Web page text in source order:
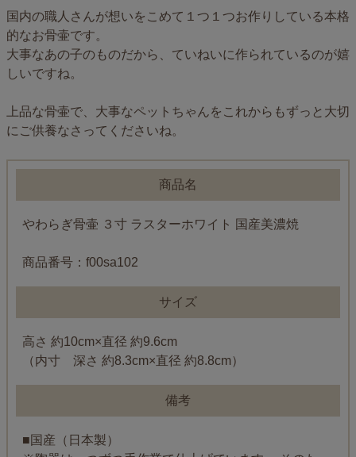
国内の職人さんが想いをこめて１つ１つお作りしている本格
的なお骨壷です。
大事なあの子のものだから、ていねいに作られているのが嬉
しいですね。
上品な骨壷で、大事なペットちゃんをこれからもずっと大切
にご供養なさってくださいね。
商品名
やわらぎ骨壷 ３寸 ラスターホワイト 国産美濃焼
商品番号：f00sa102
サイズ
高さ 約10cm×直径 約9.6cm
（内寸 深さ 約8.3cm×直径 約8.8cm）
備考
■国産（日本製）